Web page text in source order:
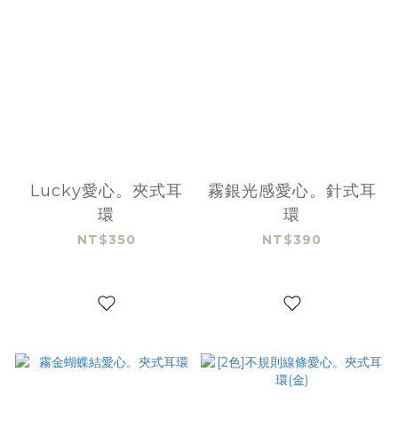
Lucky愛心。夾式耳
環
NT$350
霧銀光感愛心。針式耳
環
NT$390